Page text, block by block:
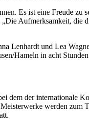
Es ist eine Freude
Aufmerksamkeit, die
Lenhardt und Lea
Hameln in acht
dem der
werden